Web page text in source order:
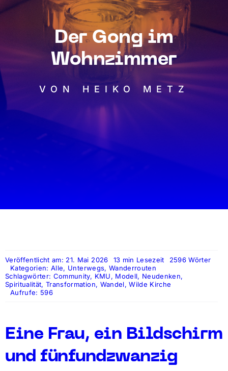
Der Gong im
Wohnzimmer
VON HEIKO METZ
Veröffentlicht am: 21. Mai 2026 13 min Lesezeit
2596 Wörter
Kategorien:Alle, Unterwegs, Wanderrouten
Schlagwörter: Community, KMU, Modell, Neudenken,
Spiritualität,Transformation, Wandel,Wilde Kirche
Aufrufe: 596
Eine Frau, ein Bildschirm
und fünfundzwanzig